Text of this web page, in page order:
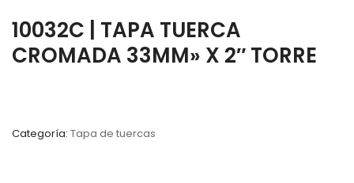
10032C | TAPA TUERCA
CROMADA 33MM» X 2″ TORRE
Categoría: Tapa de tuercas